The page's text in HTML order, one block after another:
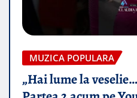
MUZICA POPULARA
„Hai lume la